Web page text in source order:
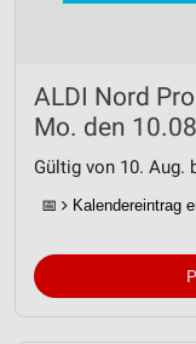
ALDI Nord
Mo. den
Gültig von 10. Aug.
📅 Kalendereintrag